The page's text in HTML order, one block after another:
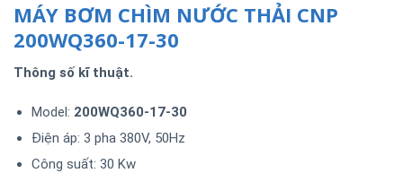
MÁY BƠM CHÌM NƯỚC THẢI CNP
200WQ360-17-30
Thông số kĩ thuật.
Model: 200WQ360-17-30
Điện áp: 3 pha 380V, 50Hz
Công suất: 30 Kw